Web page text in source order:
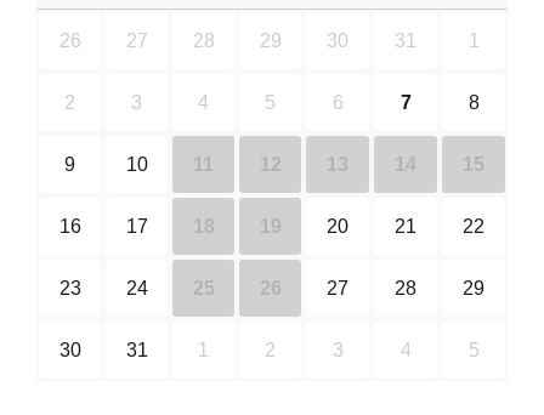
26 27 28 29 30 31 1
2 3 4 5 6 7 8
9 10 11 12 13 14 15
16 17 18 19 20 21 22
23 24 25 26 27 28 29
30 31 1 2 3 4 5